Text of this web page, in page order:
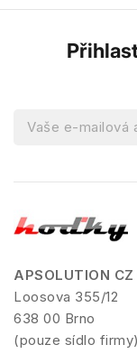
APSOLUTION
Loosova 355/12
638 00 Brno
(pouze sídlo firmy)